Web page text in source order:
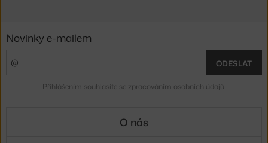
Novinky e-mailem
ODESLAT
Přihlášením souhlasíte se zpracováním osobních údajů
O nás